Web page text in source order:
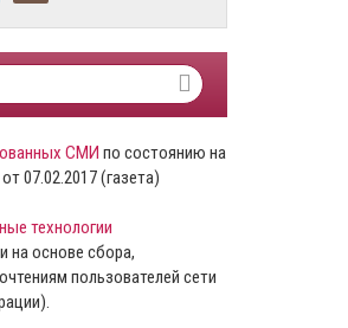
СМИ по состоянию на
от 07.02.2017 (газета)
технологии
на основе сбора,
пользователей сети